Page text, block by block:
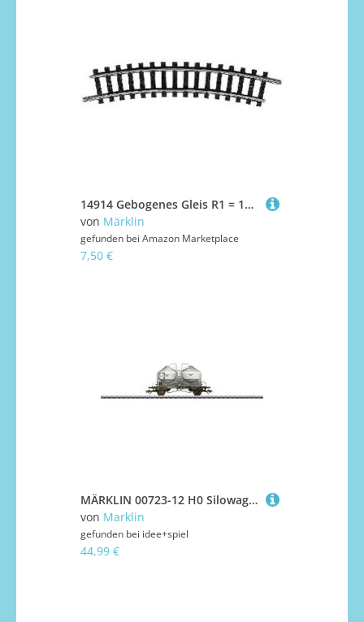
14914 Gebogenes Gleis R1 = 194,6 mm, 24° (1 Stück)
von Märklin
gefunden bei Amazon Marketplace
7,50 €
MÄRKLIN 00723-12 H0 Silowagen Ucs 908 #12, Eva, Ep. IV
von Marklin
gefunden bei idee+spiel
44,99 €